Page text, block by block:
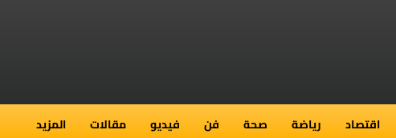
اقتصاد رياضة صحة فن فيديو مقالات المزيد